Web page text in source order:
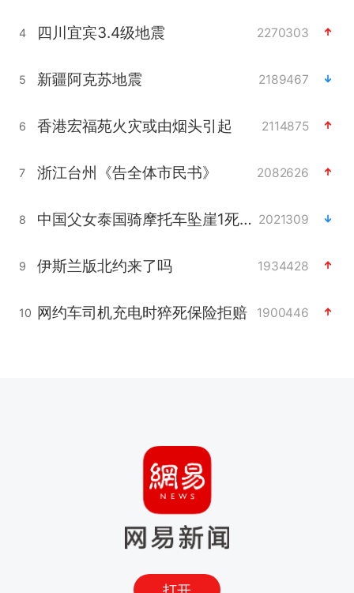
4 四川宜宾3.4级地震 2270303
5 新疆阿克苏地震 2189467
6 香港宏福苑火灾或由烟头引起 2114875
7 浙江台州《告全体市民书》 2082626
8 中国父女泰国骑摩托车坠崖1死1伤 2021309
9 伊斯兰版北约来了吗 1934428
10 网约车司机充电时猝死保险拒赔 1900446